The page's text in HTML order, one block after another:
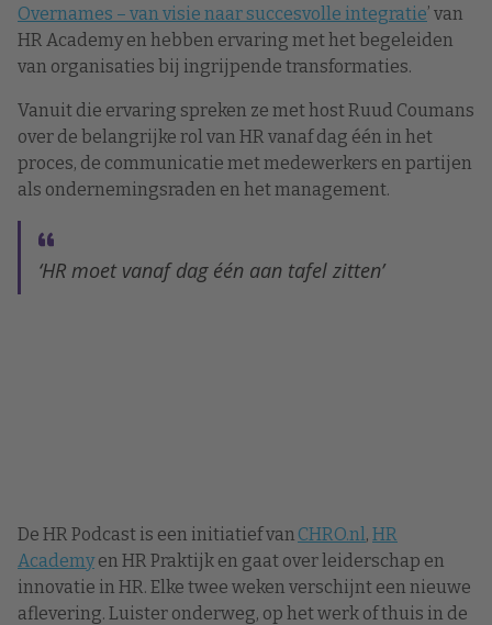
Overnames – van visie naar succesvolle integratie’ van
HR Academy en hebben ervaring met het begeleiden
van organisaties bij ingrijpende transformaties.
Vanuit die ervaring spreken ze met host Ruud Coumans
over de belangrijke rol van HR vanaf dag één in het
proces, de communicatie met medewerkers en partijen
als ondernemingsraden en het management.
‘HR moet vanaf dag één aan tafel zitten’
De HR Podcast is een initiatief van CHRO.nl , HR
Academyen HR Praktijk en gaat over leiderschap en
innovatie in HR. Elke twee weken verschijnt een nieuwe
aflevering. Luister onderweg, op het werk of thuis in de